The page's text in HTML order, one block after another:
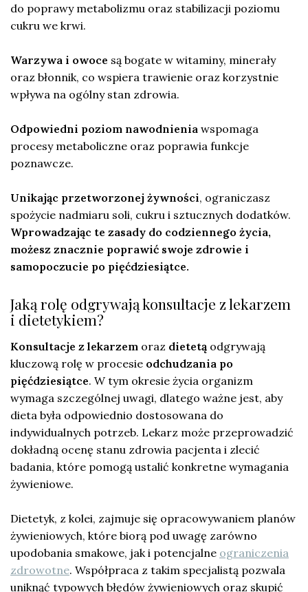
do poprawy metabolizmu oraz stabilizacji poziomu
cukru we krwi.
Warzywa i owoce są bogate w witaminy, minerały
oraz błonnik, co wspiera trawienie oraz korzystnie
wpływa na ogólny stan zdrowia.
Odpowiedni poziom nawodnienia wspomaga
procesy metaboliczne oraz poprawia funkcje
poznawcze.
Unikając przetworzonej żywności, ograniczasz
spożycie nadmiaru soli, cukru i sztucznych dodatków.
Wprowadzając te zasady do codziennego życia,
możesz znacznie poprawić swoje zdrowie i
samopoczucie po pięćdziesiątce.
Jaką rolę odgrywają konsultacje z lekarzem
i dietetykiem?
Konsultacje z lekarzem oraz dietetą odgrywają
kluczową rolę w procesie odchudzania po
pięćdziesiątce. W tym okresie życia organizm
wymaga szczególnej uwagi, dlatego ważne jest, aby
dieta była odpowiednio dostosowana do
indywidualnych potrzeb. Lekarz może przeprowadzić
dokładną ocenę stanu zdrowia pacjenta i zlecić
badania, które pomogą ustalić konkretne wymagania
żywieniowe.
Dietetyk, z kolei, zajmuje się opracowywaniem planów
żywieniowych, które biorą pod uwagę zarówno
upodobania smakowe, jak i potencjalne ograniczenia
zdrowotne. Współpraca z takim specjalistą pozwala
uniknąć typowych błędów żywieniowych oraz skupić